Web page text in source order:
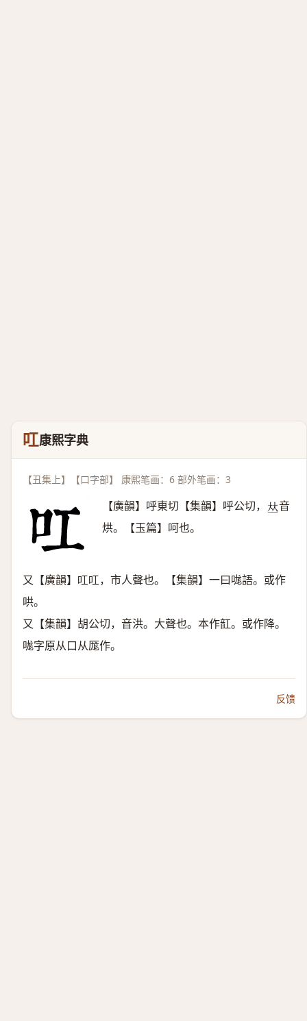
叿康熙字典
【丑集上】【口字部】 康熙笔画：6 部外笔画：3
【廣韻】呼東切【集韻】呼公切， 𠀤音
烘。【玉篇】呵也。
又【廣韻】叿叿，市人聲也。【集韻】一曰哤語。或作
哄。
又【集韻】胡公切，音洪。大聲也。本作䪦。或作降。
哤字原从口从厖作。
反馈